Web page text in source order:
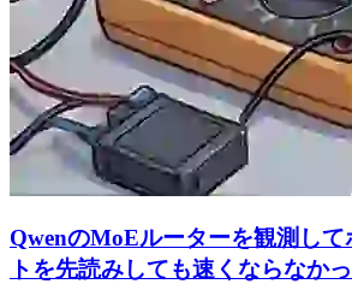
QwenのMoEルーターを観測し
トを先読みしても速くならなか